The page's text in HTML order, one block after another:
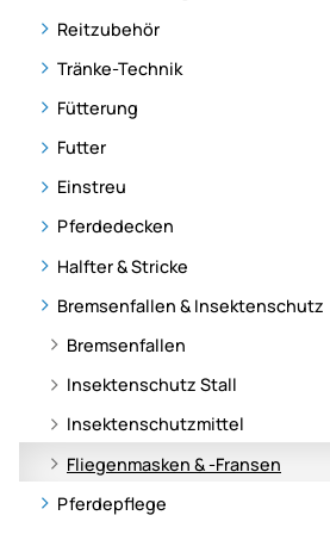
Reitzubehör
Tränke-Technik
Fütterung
Futter
Einstreu
Pferdedecken
Halfter & Stricke
Bremsenfallen & Insektenschutz
Bremsenfallen
Insektenschutz Stall
Insektenschutzmittel
Fliegenmasken & -Fransen
Pferdepflege